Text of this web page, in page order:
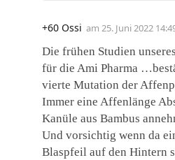
+60 Ossi am 25. Juni 2022
Die frühen Studien
für die Ami Pharma
vierte Mutation der
Immer eine Affenlänge
Kanüle aus Bambus
Und vorsichtig wenn da
Blaspfeil auf den Hintern